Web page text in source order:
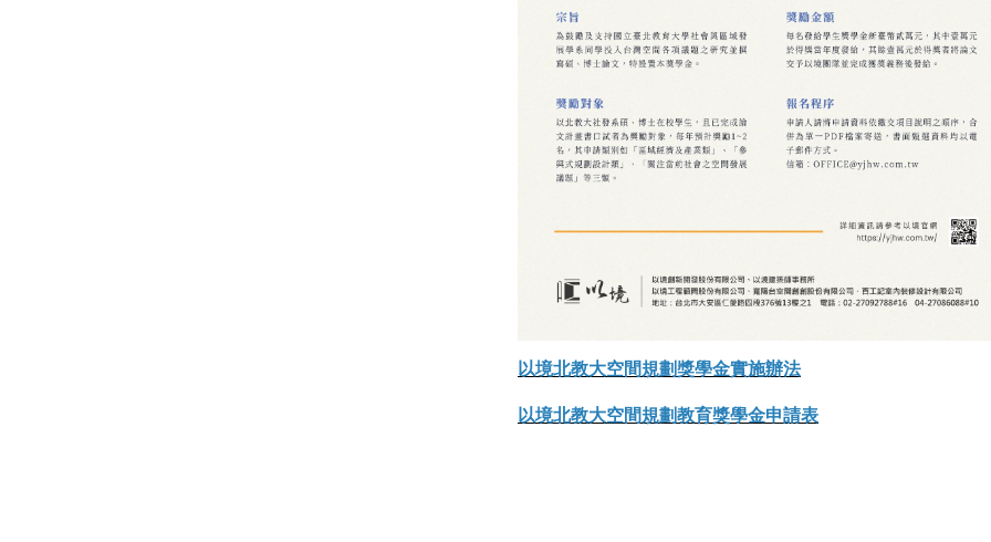
以境北教大空間規劃獎學金實施辦法
以境北教大空間規劃教育獎學金申請表